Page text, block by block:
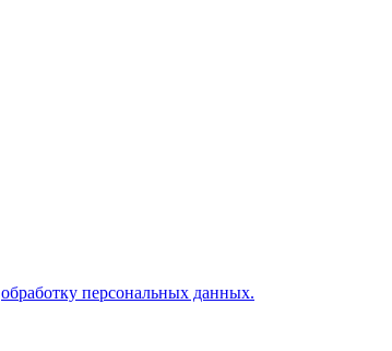
обработку персональных данных.